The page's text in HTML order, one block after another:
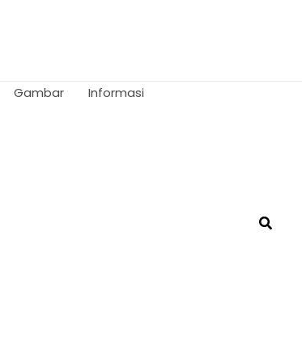
Gambar
Informasi